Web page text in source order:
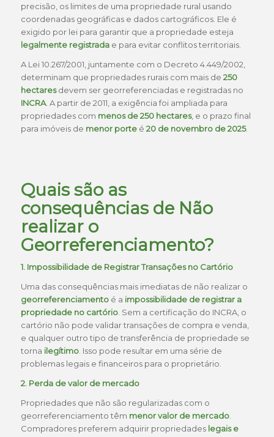
precisão, os limites de uma propriedade rural usando
coordenadas geográficas e dados cartográficos. Ele é
exigido por lei para garantir que a propriedade esteja
legalmente registradae para evitar conflitos territoriais.
A Lei 10.267/2001, juntamente com o Decreto 4.449/2002,
determinam que propriedades rurais com mais de 250
hectaresdevem ser georreferenciadas e registradas no
INCRA. A partir de 2011, a exigência foi ampliada para
propriedades com menos de 250 hectares, e o prazo final
para imóveis de menor porteé 20 de novembro de 2025.
Quais são as
consequências de Não
realizar o
Georreferenciamento?
1. Impossibilidade de Registrar Transações no Cartório
Uma das consequências mais imediatas de não realizar o
georreferenciamentoé a impossibilidade de registrar a
propriedade no cartório. Sem a certificação do INCRA, o
cartório não pode validar transações de compra e venda,
e qualquer outro tipo de transferência de propriedade se
torna ilegítimo. Isso pode resultar em uma série de
problemas legais e financeiros para o proprietário.
2. Perda de valor de mercado
Propriedades que não são regularizadas com o
georreferenciamento têm menor valor de mercado.
Compradores preferem adquirir propriedades legais e